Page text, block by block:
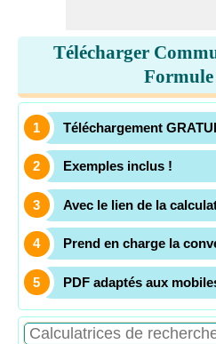
Télécharger
Formule
Téléchargement
Exemples inclus !
Avec le lien de la
Prend en charge la
PDF adaptés aux